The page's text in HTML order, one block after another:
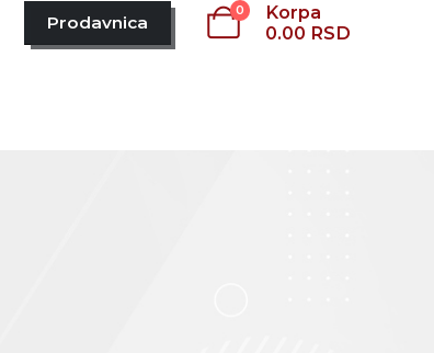
Prodavnica
0
Korpa
0.00 RSD